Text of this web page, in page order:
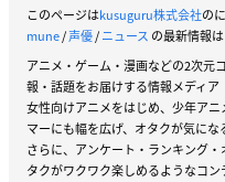
このページはkusuguru株式会社の
mune/声優/ニュース の最新情報
アニメ・ゲーム・漫画などの2次元
報・話題をお届けする情報メディア
女性向けアニメをはじめ、少年ア
マーにも幅を広げ、オタクが気にな
さらに、アンケート・ランキング
タクがワクワク楽しめるようなコン